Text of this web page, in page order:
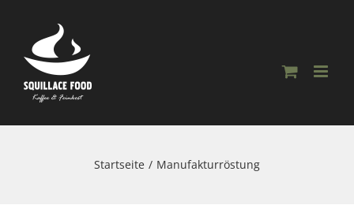
content
Startseite Manufakturröstung